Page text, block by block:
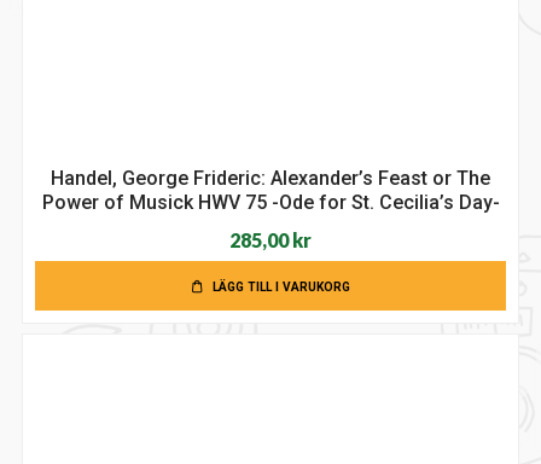
Handel, George Frideric: Alexander’s Feast or The
Power of Musick HWV 75 -Ode for St. Cecilia’s Day-
285,00kr
LÄGG TILL I VARUKORG